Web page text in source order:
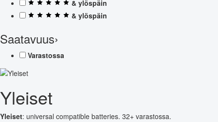
& ylöspäin
& ylöspäin
Saatavuus›
Varastossa
Yleiset
Yleiset: universal compatible batteries. 32+ varastossa.